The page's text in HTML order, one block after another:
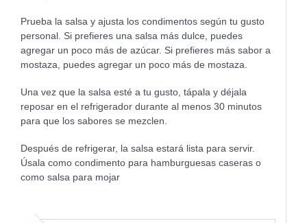
Prueba la salsa y ajusta los condimentos según tu gusto
personal. Si prefieres una salsa más dulce, puedes
agregar un poco más de azúcar. Si prefieres más sabor a
mostaza, puedes agregar un poco más de mostaza.
Una vez que la salsa esté a tu gusto, tápala y déjala
reposar en el refrigerador durante al menos 30 minutos
para que los sabores se mezclen.
Después de refrigerar, la salsa estará lista para servir.
Úsala como condimento para hamburguesas caseras o
como salsa para mojar